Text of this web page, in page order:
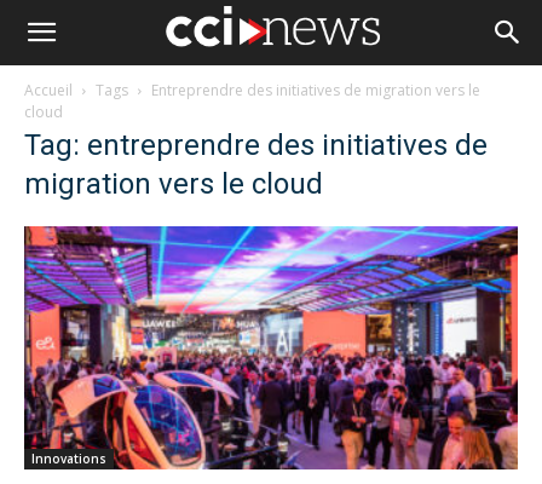
Accueil Tags
Entreprendre des initiatives de migration vers le
cloud
Tag: entreprendre des initiatives de
migration vers le cloud
Innovations